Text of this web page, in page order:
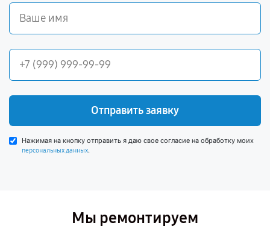
Отправить заявку
Нажимая на кнопку отправить я даю свое согласие на обработку моих
персональных данных.
Мы ремонтируем